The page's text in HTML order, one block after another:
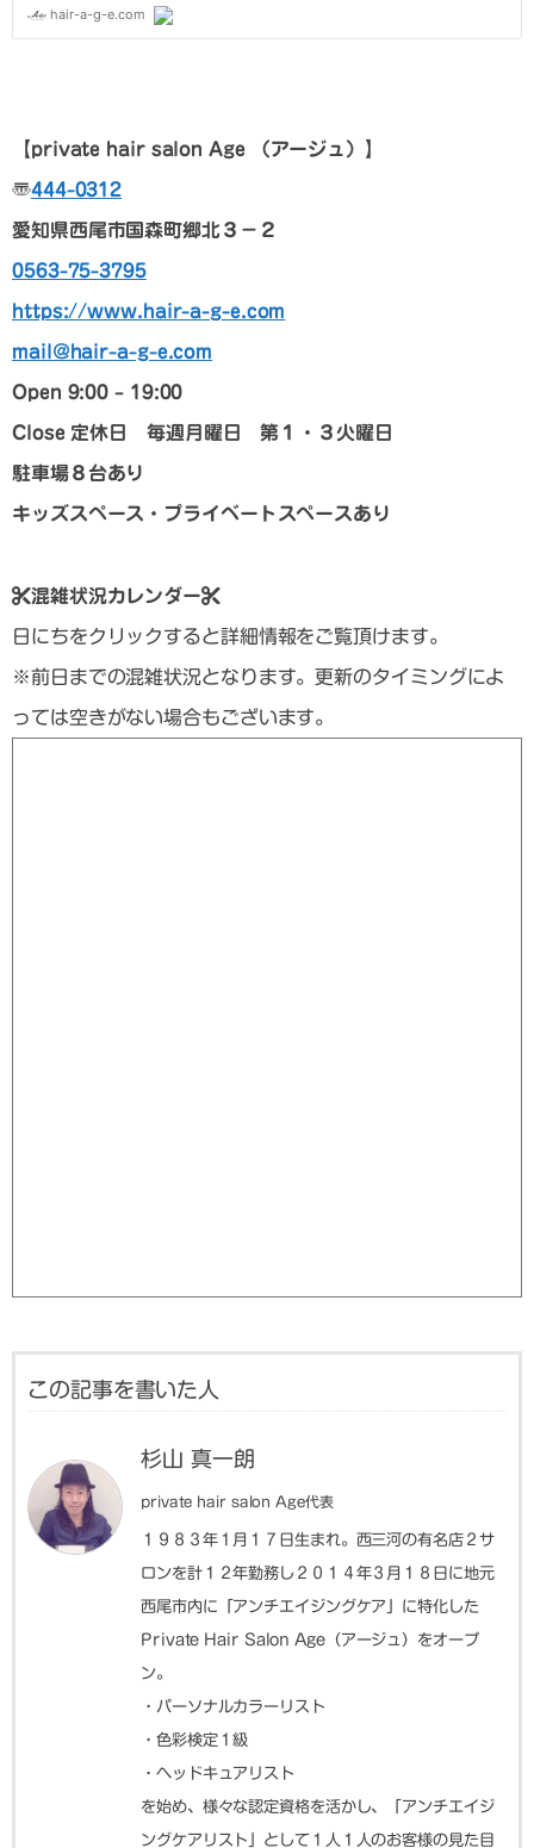
【private hair salon Age （アージュ）】
〠444-0312
愛知県西尾市国森町郷北３－２
0563-75-3795
https://www.hair-a-g-e.com
mail@hair-a-g-e.com
Open 9:00 – 19:00
Close 定休日 毎週月曜日 第１・３火曜日
駐車場８台あり
キッズスペース・プライベートスペースあり
混雑状況カレンダー
日にちをクリックすると詳細情報をご覧頂けます。
※前日までの混雑状況となります。更新のタイミングによ
っては空きがない場合もございます。
この記事を書いた人
杉山 真一朗
private hair salon Age代表
１９８３年１月１７日生まれ。西三河の有名店２サ
ロンを計１２年勤務し２０１４年３月１８日に地元
西尾市内に「アンチエイジングケア」に特化した
Private Hair Salon Age（アージュ）をオープ
ン。
・パーソナルカラーリスト
・色彩検定１級
・ヘッドキュアリスト
を始め、様々な認定資格を活かし、「アンチエイジ
ングケアリスト」として１人１人のお客様の見た目